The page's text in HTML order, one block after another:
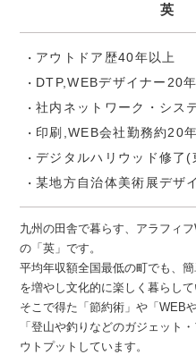
英
アウトドア歴40年以上
DTP,WEBデザイナー20
社内ネットワーク・シス
印刷,WEB会社勤務約20
デジタルハリウッド修了(
某地方自治体美術展デザ
九州の田舎で暮らす、アラフィ
の「英」です。
平均年収額全国最低の町でも、
を増やし文化的に楽しく暮らして
そこで得た「節約術」や「WEB
「登山や釣りなどのガジェット
ウトプットしています。